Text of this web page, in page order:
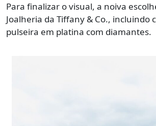
Para finalizar o visual, a noiva
Joalheria da Tiffany & Co., incluindo
pulseira em platina com diamantes.